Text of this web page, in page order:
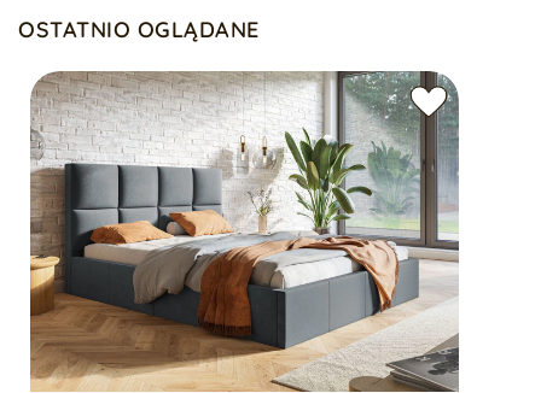
OSTATNIO OGLĄDANE